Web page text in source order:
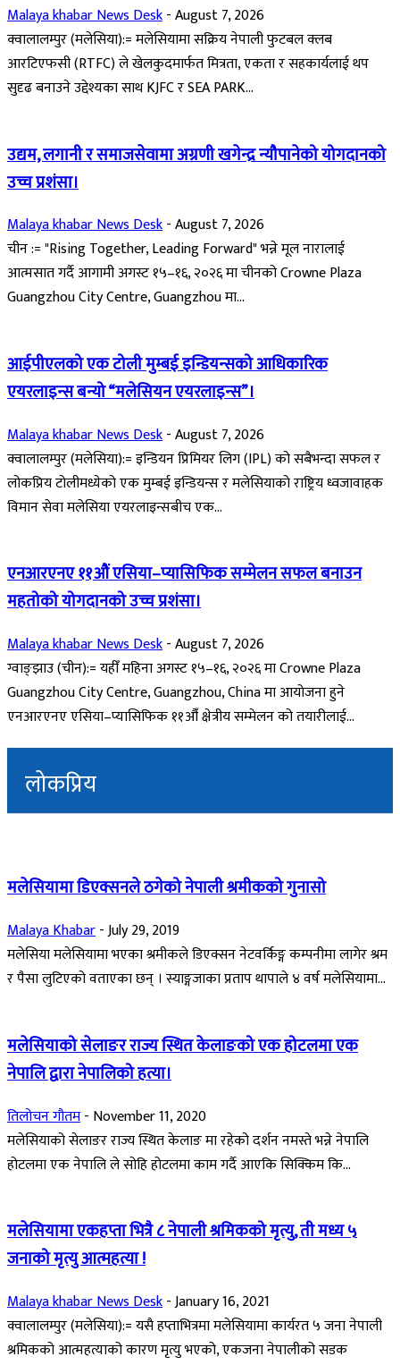
Malaya khabar News Desk-August 7, 2026
क्वालालम्पुर (मलेसिया):= मलेसियामा सक्रिय नेपाली फुटबल क्लब
आरटिएफसी (RTFC) ले खेलकुदमार्फत मित्रता, एकता र सहकार्यलाई थप
सुदृढ बनाउने उद्देश्यका साथ KJFC र SEA PARK...
उद्यम, लगानी र समाजसेवामा अग्रणी खगेन्द्र न्यौपानेको योगदानको
उच्च प्रशंसा।
Malaya khabar News Desk-August 7, 2026
चीन := "Rising Together, Leading Forward" भन्ने मूल नारालाई
आत्मसात गर्दै आगामी अगस्ट १५–१६, २०२६ मा चीनको Crowne Plaza
Guangzhou City Centre, Guangzhou मा...
आईपीएलको एक टोली मुम्बई इन्डियन्सको आधिकारिक
एयरलाइन्स बन्यो “मलेसियन एयरलाइन्स”।
Malaya khabar News Desk-August 7, 2026
क्वालालम्पुर (मलेसिया):= इन्डियन प्रिमियर लिग (IPL) को सबैभन्दा सफल र
लोकप्रिय टोलीमध्येको एक मुम्बई इन्डियन्स र मलेसियाको राष्ट्रिय ध्वजावाहक
विमान सेवा मलेसिया एयरलाइन्सबीच एक...
एनआरएनए ११औं एसिया–प्यासिफिक सम्मेलन सफल बनाउन
महतोको योगदानको उच्च प्रशंसा।
Malaya khabar News Desk-August 7, 2026
ग्वाङ्झाउ (चीन):= यहीँ महिना अगस्ट १५–१६, २०२६ मा Crowne Plaza
Guangzhou City Centre, Guangzhou, China मा आयोजना हुने
एनआरएनए एसिया–प्यासिफिक ११औँ क्षेत्रीय सम्मेलन को तयारीलाई...
लोकप्रिय
मलेसियामा डिएक्सनले ठगेको नेपाली श्रमीकको गुनासो
Malaya Khabar-July 29, 2019
मलेसिया मलेसियामा भएका श्रमीकले डिएक्सन नेटवर्किङ्ग कम्पनीमा लागेर श्रम
र पैसा लुटिएको वताएका छन् । स्याङ्गजाका प्रताप थापाले ४ वर्ष मलेसियामा...
मलेसियाको सेलाङर राज्य स्थित केलाङको एक होटलमा एक
नेपालि द्वारा नेपालिको हत्या।
तिलोचन गौतम- November 11, 2020
मलेसियाको सेलाङर राज्य स्थित केलाङ मा रहेको दर्शन नमस्ते भन्ने नेपालि
होटलमा एक नेपालि ले सोहि होटलमा काम गर्दै आएकि सिक्किम कि...
मलेसियामा एकहप्ता भित्रै ८ नेपाली श्रमिकको मृत्यु, ती मध्य ५
जनाको मृत्यु आत्महत्या !
Malaya khabar News Desk-January 16, 2021
क्वालालम्पुर (मलेसिया):= यसै हप्ताभित्रमा मलेसियामा कार्यरत ५ जना नेपाली
श्रमिकको आत्महत्याको कारण मृत्यु भएको, एकजना नेपालीको सडक